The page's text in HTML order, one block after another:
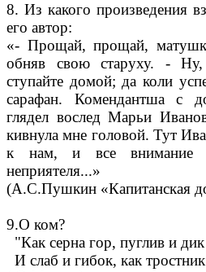
8. Из какого произведения
его автор:
«- Прощай, прощай,
обняв свою старуху. - Ну,
ступайте домой; да коли
сарафан. Комендантша с
глядел вослед Марьи
кивнула мне головой. Тут
к нам, и все внимание
неприятеля...»
(А.С.Пушкин «Капитанская
9.О ком?
"Как серна гор, пуглив и дик
И слаб и гибок, как